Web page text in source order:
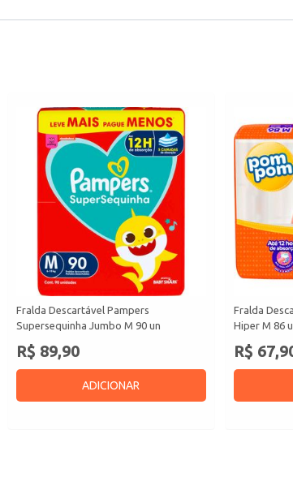
Fralda Descartável Pampers
Supersequinha Jumbo M 90 un
R$ 89,90
ADICIONAR
Fralda
Hiper M 86
R$